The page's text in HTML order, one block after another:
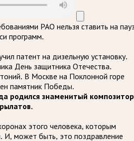
РАО нельзя ставить на
программ.
патент на дизельную установку.
День защитника Отечества.
В Москве на Поклонной горе
памятник Победы.
родился знаменитый композитор
этого человека, которым
И, может быть, это поздравление